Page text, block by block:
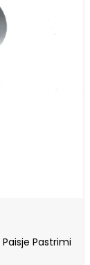
Paisje Pastrimi